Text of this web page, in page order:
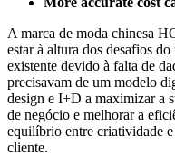
A marca de moda chinesa
estar à altura dos desafios
existente devido à falta de
precisavam de um modelo
design e I+D a maximizar a
de negócio e melhorar a
equilíbrio entre criatividade
cliente.